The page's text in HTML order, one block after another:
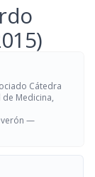
Cátedra
de Medicina,
—